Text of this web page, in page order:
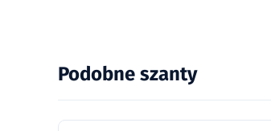
Podobne szanty